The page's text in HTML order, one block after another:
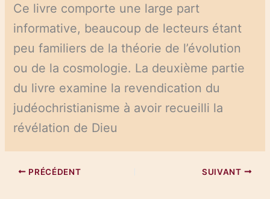
Ce livre comporte une large part
informative, beaucoup de lecteurs étant
peu familiers de la théorie de l’évolution
ou de la cosmologie. La deuxième partie
du livre examine la revendication du
judéochristianisme à avoir recueilli la
révélation de Dieu
PRÉCÉDENT SUIVANT